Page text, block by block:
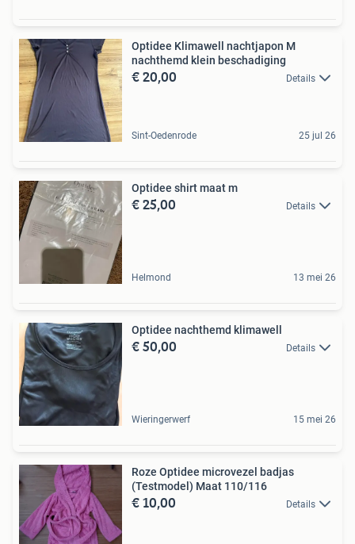
Optidee Klimawell nachtjapon M
nachthemd klein beschadiging
€ 20,00 Details
Sint-Oedenrode 25 jul 26
Optidee shirt maat m
€ 25,00 Details
Helmond 13 mei 26
Optidee nachthemd klimawell
€ 50,00 Details
Wieringerwerf 15 mei 26
Roze Optidee microvezel badjas
(Testmodel) Maat 110/116
€ 10,00 Details